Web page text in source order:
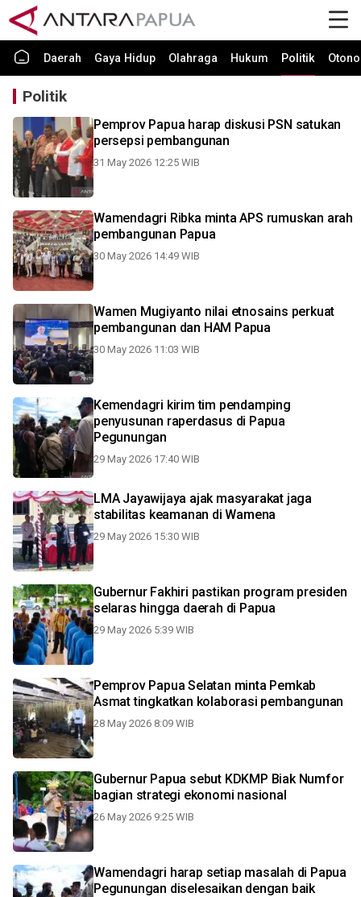
Daerah Gaya Hidup Olahraga Hukum Politik
Politik
Pemprov Papua harap diskusi PSN satukan
persepsi pembangunan
31 May 2026 12:25 WIB
Wamendagri Ribka minta APS rumuskan arah
pembangunan Papua
30 May 2026 14:49 WIB
Wamen Mugiyanto nilai etnosains perkuat
pembangunan dan HAM Papua
30 May 2026 11:03 WIB
Kemendagri kirim tim pendamping
penyusunan raperdasus di Papua
Pegunungan
29 May 2026 17:40 WIB
LMA Jayawijaya ajak masyarakat jaga
stabilitas keamanan di Wamena
29 May 2026 15:30 WIB
Gubernur Fakhiri pastikan program presiden
selaras hingga daerah di Papua
29 May 2026 5:39 WIB
Pemprov Papua Selatan minta Pemkab
Asmat tingkatkan kolaborasi pembangunan
28 May 2026 8:09 WIB
Gubernur Papua sebut KDKMP Biak Numfor
bagian strategi ekonomi nasional
26 May 2026 9:25 WIB
Wamendagri harap setiap masalah di Papua
Pegunungan diselesaikan dengan baik